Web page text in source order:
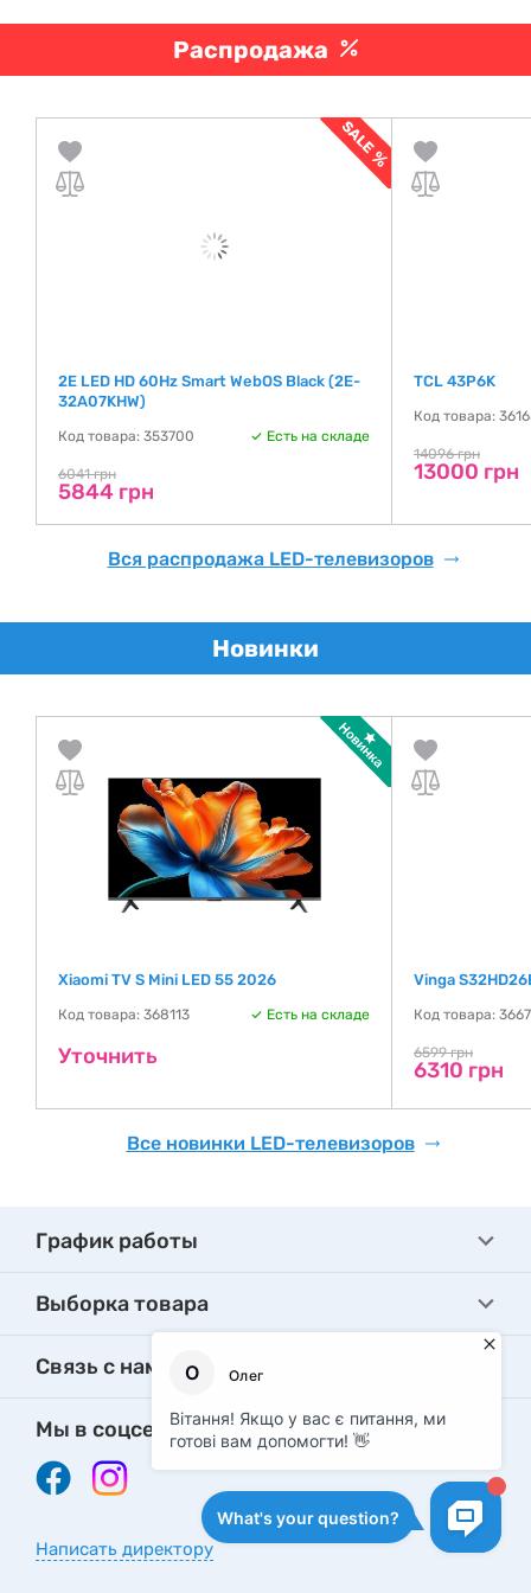
Распродажа
2E LED HD 60Hz Smart WebOS Black (2E-
32A07KHW)
Код товара: 353700 Есть на складе
6041 грн
5844 грн
TCL 43P6K
Код товара:
14096 грн
13000 грн
Вся распродажа LED-телевизоров
Новинки
Xiaomi TV S Mini LED 55 2026
Код товара: 368113 Есть на складе
Уточнить
Vinga
Код товара:
6599 грн
6310 грн
Все новинки LED-телевизоров
График работы
Выборка товара
Связь с нами
Мы в соцсетях
Написать директору